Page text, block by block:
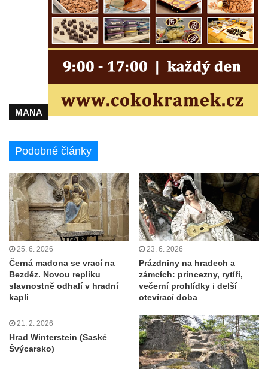
MANA
Podobné články
25. 6. 2026
Černá madona se vrací na
Bezděz. Novou repliku
slavnostně odhalí v hradní
kapli
23. 6. 2026
Prázdniny na hradech a
zámcích: princezny, rytíři,
večerní prohlídky i delší
otevírací doba
21. 2. 2026
Hrad Winterstein (Saské
Švýcarsko)